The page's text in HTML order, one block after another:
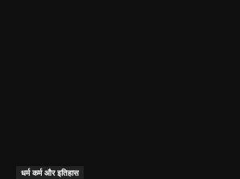
धर्म कर्म और इतिहास